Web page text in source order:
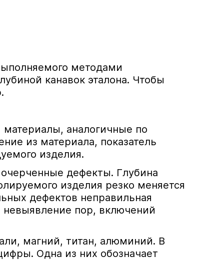
методами
канавок эталона. Чтобы
материалы, аналогичные по
из материала, показатель
изделия.
дефекты. Глубина
изделия резко меняется
дефектов неправильная
невыявление пор, включений
магний, титан, алюминий. В
Одна из них обозначает